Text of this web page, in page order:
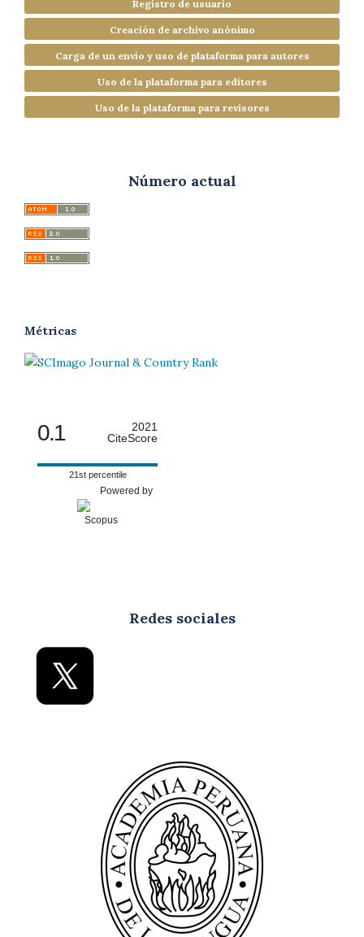
Registro de usuario
Creación de archivo anónimo
Carga de un envío y uso de plataforma para autores
Uso de la plataforma para editores
Uso de la plataforma para revisores
Número actual
Métricas
0.1
2021
CiteScore
21st percentile
Powered by
Redes sociales